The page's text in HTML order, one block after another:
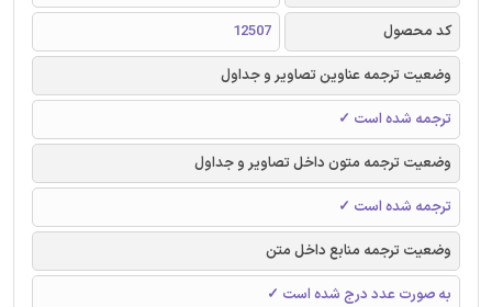
کد محصول
12507
وضعیت ترجمه عناوین تصاویر و جداول
ترجمه شده است ✓
وضعیت ترجمه متون داخل تصاویر و جداول
ترجمه شده است ✓
وضعیت ترجمه منابع داخل متن
به صورت عدد درج شده است ✓